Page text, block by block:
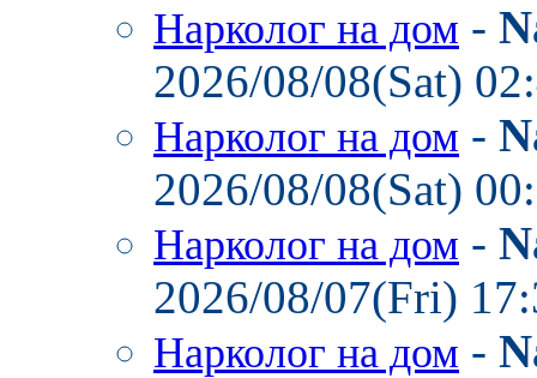
Нарколог на дом -
2026/08/08(Sat)
Нарколог на дом -
2026/08/08(Sat)
Нарколог на дом -
2026/08/07(Fri)
Нарколог на дом -